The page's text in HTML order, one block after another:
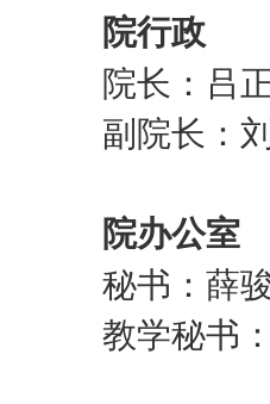
院行政
院长：吕
副院长：
院办公室
秘书：薛
教学秘书